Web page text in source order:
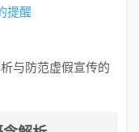
提醒
与防范虚假宣传的